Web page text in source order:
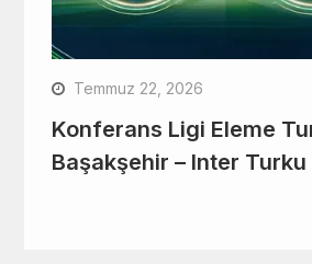
Temmuz 22, 2026
Konferans Ligi Eleme
Başakşehir – Inter Turku